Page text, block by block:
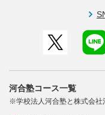
河合塾コース一覧
※学校法人河合塾と株式会社